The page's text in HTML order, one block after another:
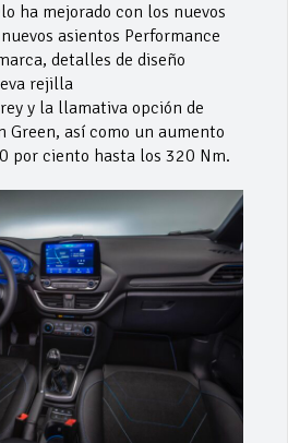
ha mejorado con los nuevos
asientos Performance
detalles de diseño
rejilla
y la llamativa opción de
así como un aumento
por ciento hasta los 320 Nm.